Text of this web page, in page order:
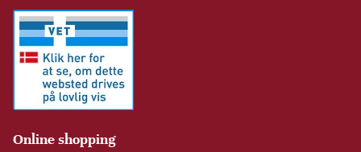
Online shopping